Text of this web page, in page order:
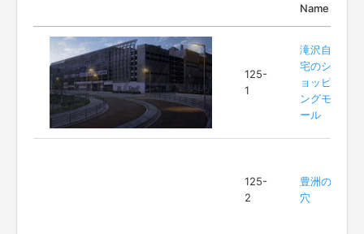
Name
125-
1
滝沢自
宅のシ
ョッピ
ングモ
ール
125-
2
豊洲の
穴